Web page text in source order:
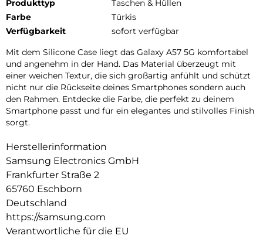
Produkttyp
Taschen & Hüllen
Farbe
Türkis
Verfügbarkeit
sofort verfügbar
Mit dem Silicone Case liegt das Galaxy A57 5G komfortabel
und angenehm in der Hand. Das Material überzeugt mit
einer weichen Textur, die sich großartig anfühlt und schützt
nicht nur die Rückseite deines Smartphones sondern auch
den Rahmen. Entdecke die Farbe, die perfekt zu deinem
Smartphone passt und für ein elegantes und stilvolles Finish
sorgt.
Herstellerinformation
Samsung Electronics GmbH
Frankfurter Straße 2
65760 Eschborn
Deutschland
https://samsung.com
Verantwortliche für die EU